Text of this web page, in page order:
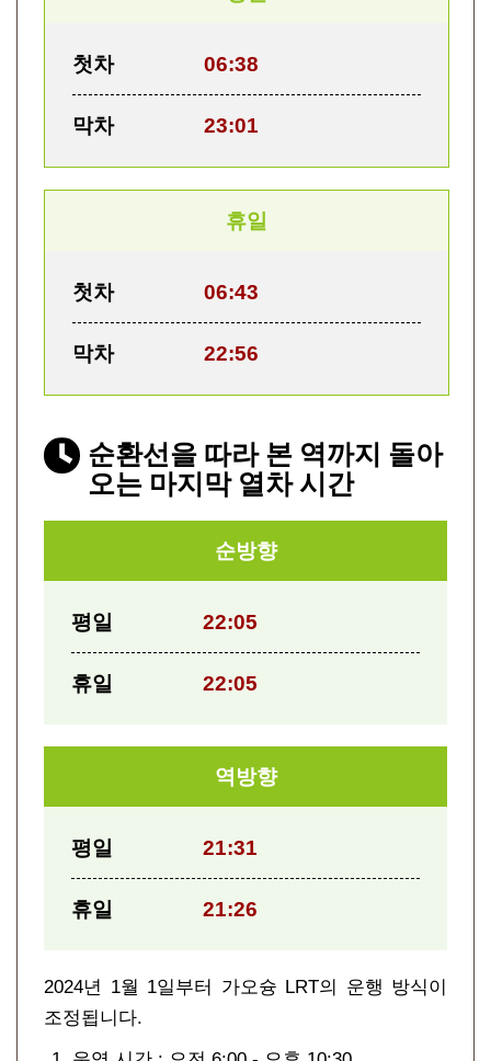
첫차 06:38
막차 23:01
휴일
첫차 06:43
막차 22:56
순환선을 따라 본 역까지 돌아
오는 마지막 열차 시간
순방향
평일 22:05
휴일 22:05
역방향
평일 21:31
휴일 21:26
2024년 1월 1일부터 가오슝 LRT의 운행 방식이
조정됩니다.